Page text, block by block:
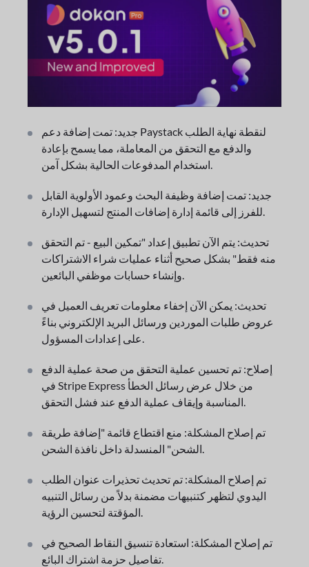
جديد: تمت إضافة دعم Paystack لنقطة نهاية الطلب
والدفع مع التحقق من المعاملة، مما يسمح بإعادة
استخدام المدفوعات الحالية بشكل آمن.
جديد: تمت إضافة وظيفة البحث وعمود الأولوية القابل
للفرز إلى قائمة إدارة إضافات المنتج لتسهيل الإدارة.
تحديث: يتم الآن تطبيق إعداد "تمكين البيع - تم التحقق
منه فقط" بشكل صحيح أثناء عمليات شراء الاشتراكات
وإنشاء حسابات موظفي البائعين.
تحديث: يمكن الآن إخفاء معلومات تعريف العميل في
عروض طلبات الموردين ورسائل البريد الإلكتروني بناءً
على إعدادات المسؤول.
إصلاح: تم تحسين عملية التحقق من صحة عملية الدفع
في Stripe Express من خلال عرض رسائل الخطأ
المناسبة وإيقاف عملية الدفع عند فشل التحقق.
تم إصلاح المشكلة: منع اقتطاع قائمة "إضافة طريقة
الشحن" المنسدلة داخل نافذة الشحن.
تم إصلاح المشكلة: تم تحديث تحذيرات عنوان الطلب
اليدوي لتظهر كتنبيهات مضمنة بدلاً من رسائل التنبيه
المؤقتة لتحسين الرؤية.
تم إصلاح المشكلة: استعادة تنسيق النقاط الصحيح في
تفاصيل حزمة اشتراك البائع.